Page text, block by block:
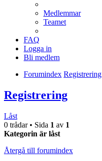
Medlemmar
Teamet
FAQ
Logga in
Bli medlem
Forumindex Registrering
Registrering
Låst
0 trådar • Sida 1 av 1
Kategorin är låst
Återgå till forumindex